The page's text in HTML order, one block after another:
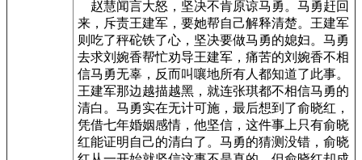
赵慧闻言大怒，坚决不肯原谅马勇。马勇赶回
来，斥责王建军，要她帮自己解释清楚。王建军
则吃了秤砣铁了心，坚决要做马勇的媳妇。马勇
去求刘婉香帮忙劝导王建军，痛苦的刘婉香不相
信马勇无辜，反而叫嚷地所有人都知道了此事。
王建军那边越描越黑，就连张琪都不相信马勇的
清白。马勇实在无计可施，最后想到了俞晓红，
凭借七年婚姻感情，他坚信，这件事上只有俞晓
红能证明自己的清白了。马勇的猜测没错，俞晓